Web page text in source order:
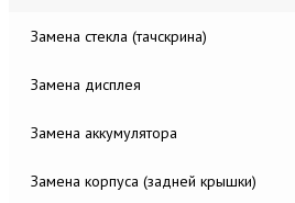
Замена стекла (тачскрина)
Замена дисплея
Замена аккумулятора
Замена корпуса (задней крышки)